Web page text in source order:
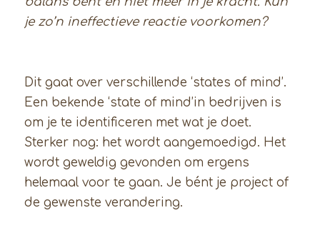
je zo’n ineffectieve reactie voorkomen?
Dit gaat over verschillende ‘states of mind’.
Een bekende ‘state of mind’in bedrijven is
om je te identificeren met wat je doet.
Sterker nog: het wordt aangemoedigd. Het
wordt geweldig gevonden om ergens
helemaal voor te gaan. Je bént je project of
de gewenste verandering.